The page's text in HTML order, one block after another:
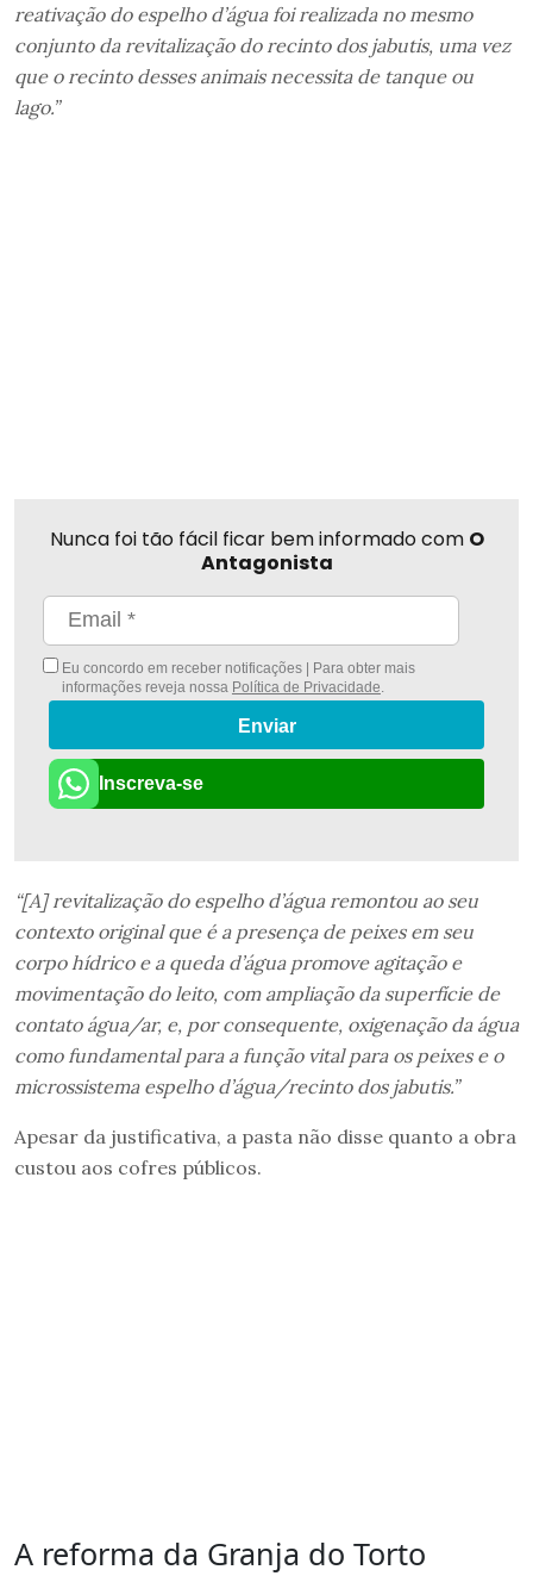
reativação do espelho d’água foi realizada no mesmo
conjunto da revitalização do recinto dos jabutis, uma vez
que o recinto desses animais necessita de tanque ou
lago.”
Nunca foi tão fácil ficar bem informado com O
Antagonista
Eu concordo em receber notificações | Para obter mais
informações reveja nossa Política de Privacidade
Enviar
Inscreva-se
“[A] revitalização do espelho d’água remontou ao seu
contexto original que é a presença de peixes em seu
corpo hídrico e a queda d’água promove agitação e
movimentação do leito, com ampliação da superfície de
contato água/ar, e, por consequente, oxigenação da água
como fundamental para a função vital para os peixes e o
microssistema espelho d’água/recinto dos jabutis.”
Apesar da justificativa, a pasta não disse quanto a obra
custou aos cofres públicos.
A reforma da Granja do Torto